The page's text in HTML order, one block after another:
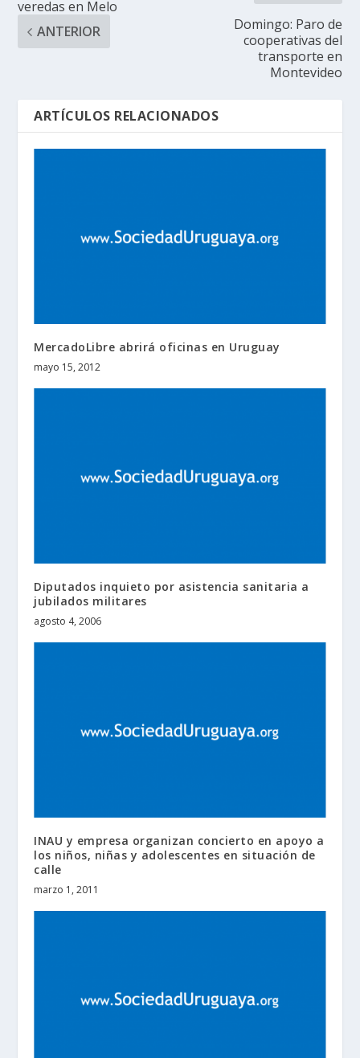
veredas en Melo
ANTERIOR
Domingo: Paro de
cooperativas del
transporte en
Montevideo
ARTÍCULOS RELACIONADOS
MercadoLibre abrirá oficinas en Uruguay
mayo 15, 2012
Diputados inquieto por asistencia sanitaria a
jubilados militares
agosto 4, 2006
INAU y empresa organizan concierto en apoyo a
los niños, niñas y adolescentes en situación de
calle
marzo 1, 2011